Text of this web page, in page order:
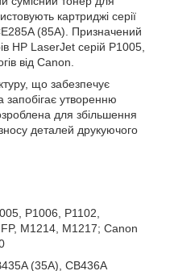
картриджі серії
(85A). Призначений
HP LaserJet серій P1005,
від Canon.
що забезпечує
запобігає утворенню
для збільшення
деталей друкуючого
P1006, P1102,
M1214, M1217; Canon
(35A), CB436A